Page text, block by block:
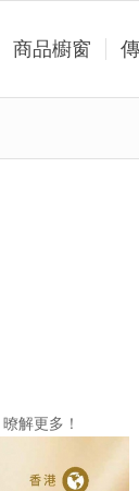
商品櫥窗
暸解更多！